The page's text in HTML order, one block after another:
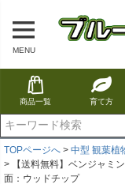
MENU
商品一覧 育て方
TOPページへ
中型 観葉植
【送料無料】ベンジャミ
面：ウッドチップ